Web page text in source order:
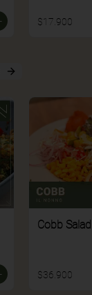
$17.900
Cobb Salad
$36.900